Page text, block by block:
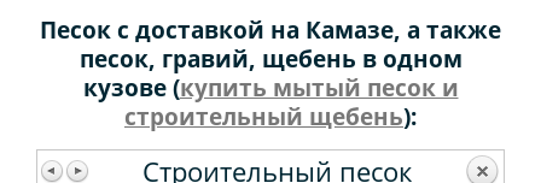
Песок с доставкой на Камазе, а также
песок, гравий, щебень в одном
кузове (купить мытый песок и
строительный щебень):
Строительный песок